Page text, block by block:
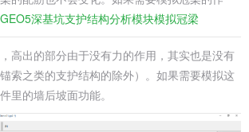
GEO5深基坑支护结构分析模块模拟冠梁
高出的部分由于没有力的作用，其实也是没有
索之类的支护结构的除外）。如果需要模拟这
里的墙后坡面功能。